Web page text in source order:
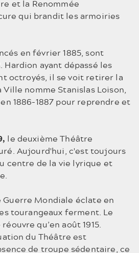
et la Renommée
qui brandit les armoiries
en février 1885, sont
Hardion ayant dépassé les
octroyés, il se voit retirer la
nomme Stanislas Loison,
1886-1887 pour reprendre et
le deuxième Théâtre
Aujourd'hui, c'est toujours
centre de la vie lyrique et
Guerre Mondiale éclate en
tourangeaux ferment. Le
qu’en août 1915.
du Théâtre est
de troupe sédentaire, ce